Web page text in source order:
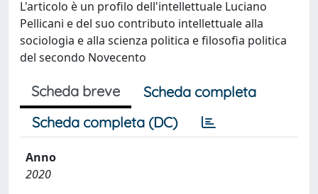
L'articolo è un profilo dell'intellettuale Luciano
Pellicani e del suo contributo intellettuale alla
sociologia e alla scienza politica e filosofia politica
del secondo Novecento
Scheda breve
Scheda completa
Scheda completa (DC)
Anno
2020